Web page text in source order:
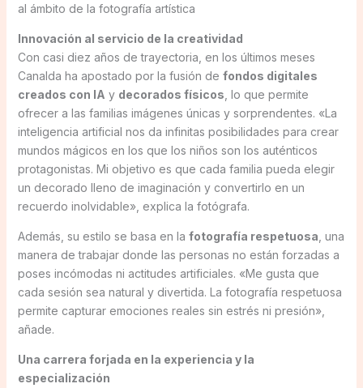
al ámbito de la fotografía artística
Innovación al servicio de la creatividad
Con casi diez años de trayectoria, en los últimos meses
Canalda ha apostado por la fusión de fondos digitales
creados con IA y decorados físicos , lo que permite
ofrecer a las familias imágenes únicas y sorprendentes. «La
inteligencia artificial nos da infinitas posibilidades para crear
mundos mágicos en los que los niños son los auténticos
protagonistas. Mi objetivo es que cada familia pueda elegir
un decorado lleno de imaginación y convertirlo en un
recuerdo inolvidable», explica la fotógrafa.
Además, su estilo se basa en la fotografía respetuosa , una
manera de trabajar donde las personas no están forzadas a
poses incómodas ni actitudes artificiales. «Me gusta que
cada sesión sea natural y divertida. La fotografía respetuosa
permite capturar emociones reales sin estrés ni presión»,
añade.
Una carrera forjada en la experiencia y la
especialización